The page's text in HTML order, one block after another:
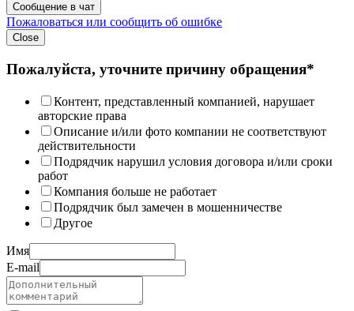
Сообщение в чат
Пожаловаться или сообщить об ошибке
Close
Пожалуйста, уточните причину обращения*
Контент, представленный компанией, нарушает
авторские права
Описание и/или фото компании не соответствуют
действительности
Подрядчик нарушил условия договора и/или сроки
работ
Компания больше не работает
Подрядчик был замечен в мошенничестве
Другое
Имя
E-mail